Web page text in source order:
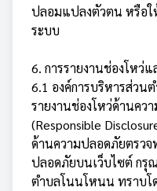
ปลอมแปลงตัวตน หรือใ
ระบบ
6. การรายงานช่องโหว่
6.1 องค์การบริหารส่ว
รายงานช่องโหว่ด้านคว
(Responsible
ด้านความปลอดภัยตรว
ปลอดภัยบนเว็บไซต์ กรุ
ตำบลโนนโหนน ทราบโ